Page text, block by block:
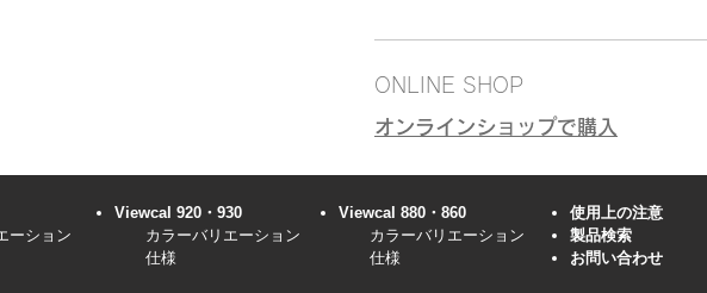
ONLINE SHOP
オンラインショップで購入
ーション
Viewcal 920・930
カラーバリエーション
仕様
Viewcal 880・860
カラーバリエーション
仕様
使用上の注意
製品検索
お問い合わせ